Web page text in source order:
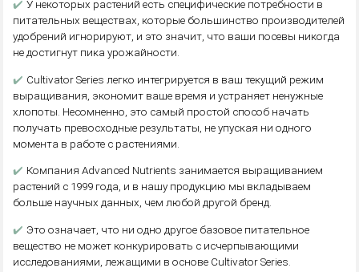
✔️ У некоторых растений есть специфические потребности в
питательных веществах, которые большинство производителей
удобрений игнорируют, и это значит, что ваши посевы никогда
не достигнут пика урожайности.
✔️ Cultivator Series легко интегрируется в ваш текущий режим
выращивания, экономит ваше время и устраняет ненужные
хлопоты. Несомненно, это самый простой способ начать
получать превосходные результаты, не упуская ни одного
момента в работе с растениями.
✔️ Компания Advanced Nutrients занимается выращиванием
растений с 1999 года, и в нашу продукцию мы вкладываем
больше научных данных, чем любой другой бренд.
✔️ Это означает, что ни одно другое базовое питательное
вещество не может конкурировать с исчерпывающими
исследованиями, лежащими в основе Cultivator Series.